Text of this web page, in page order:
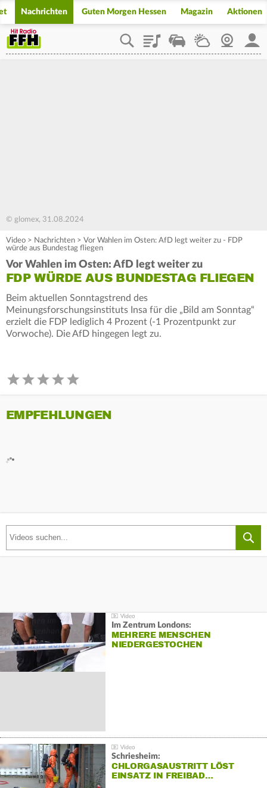
Nachrichten Guten Morgen Hessen Magazin Aktionen
PlaylistStaupilotWetterWebcam
© glomex, 31.08.2024
Video > Nachrichten > Vor Wahlen im Osten: AfD legt weiter zu - FDP
würde aus Bundestag fliegen
Vor Wahlen im Osten: AfD legt weiter zu
FDP WÜRDE AUS BUNDESTAG FLIEGEN
Beim aktuellen Sonntagstrend des
Meinungsforschungsinstituts Insa für die „Bild am Sonntag“
erzielt die FDP lediglich 4 Prozent (-1 Prozentpunkt zur
Vorwoche). Die AfD hingegen legt zu.
EMPFEHLUNGEN
Im Zentrum Londons:
MEHRERE MENSCHEN
NIEDERGESTOCHEN
Schriesheim:
CHLORGASAUSTRITT LÖST
EINSATZ IN FREIBAD…